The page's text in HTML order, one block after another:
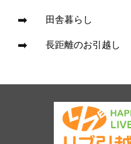
田舎暮らし
長距離のお引越し